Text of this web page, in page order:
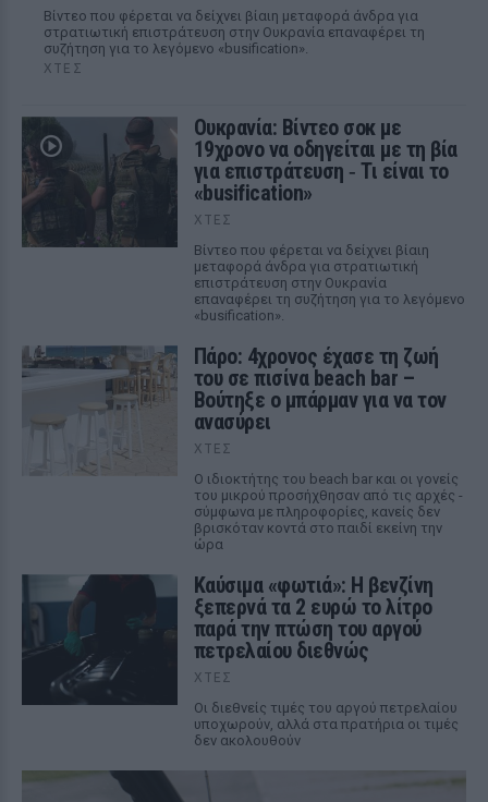
Βίντεο που φέρεται να δείχνει βίαιη μεταφορά άνδρα για
στρατιωτική επιστράτευση στην Ουκρανία επαναφέρει τη
συζήτηση για το λεγόμενο «busification».
ΧΤΕΣ
Ουκρανία: Βίντεο σοκ με
19χρονο να οδηγείται με τη βία
για επιστράτευση ‑ Τι είναι το
«busification»
ΧΤΕΣ
Βίντεο που φέρεται να δείχνει βίαιη
μεταφορά άνδρα για στρατιωτική
επιστράτευση στην Ουκρανία
επαναφέρει τη συζήτηση για το λεγόμενο
«busification».
Πάρο: 4χρονος έχασε τη ζωή
του σε πισίνα beach bar –
Βούτηξε ο μπάρμαν για να τον
ανασύρει
ΧΤΕΣ
Ο ιδιοκτήτης του beach bar και οι γονείς
του μικρού προσήχθησαν από τις αρχές -
σύμφωνα με πληροφορίες, κανείς δεν
βρισκόταν κοντά στο παιδί εκείνη την
ώρα
Καύσιμα «φωτιά»: Η βενζίνη
ξεπερνά τα 2 ευρώ το λίτρο
παρά την πτώση του αργού
πετρελαίου διεθνώς
ΧΤΕΣ
Οι διεθνείς τιμές του αργού πετρελαίου
υποχωρούν, αλλά στα πρατήρια οι τιμές
δεν ακολουθούν